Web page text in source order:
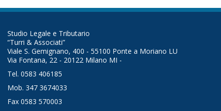
Studio Legale e Tributario
“Turri & Associati”
Viale S. Gemignano, 400 - 55100 Ponte a Moriano LU
Via Fontana, 22 - 20122 Milano MI -
Tel. 0583 406185
Mob. 347 3674033
Fax 0583 570003